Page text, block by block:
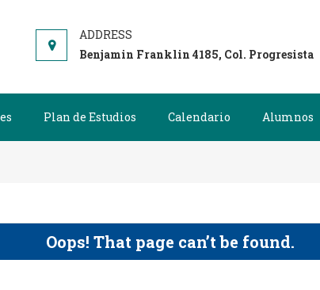
EN GOBIERNO URBANO Y CIUDAD
Benjamin Franklin 4185, Col. Progresista
Plan de Estudios Calendario Alumnos
Oops! That page can’t be found.